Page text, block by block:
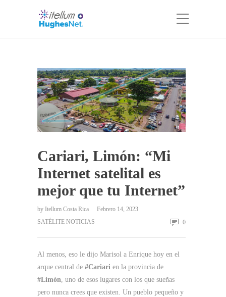
Cariari, Limón: “Mi
Internet satelital es
mejor que tu Internet”
by Itellum Costa Rica
Febrero 14, 2023
SATÉLITE NOTICIAS
0
Al menos, eso le dijo Marisol a Enrique hoy en el
arque central de #Cariari en la provincia de
#Limón, uno de esos lugares con los que sueñas
pero nunca crees que existen. Un pueblo pequeño y